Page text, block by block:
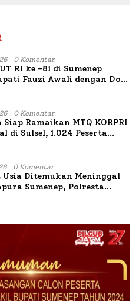
0 Komentar
RI ke -81 di Sumenep
Fauzi Awali dengan Doa
0 Komentar
Ramaikan MTQ KORPRI
di Sulsel, 1.024 Peserta
0 Komentar
Ditemukan Meninggal
Sumenep, Polresta